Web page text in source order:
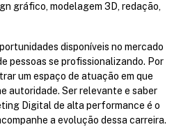
gráfico, modelagem 3D, redação,
disponíveis no mercado
pessoas se profissionalizando. Por
um espaço de atuação em que
autoridade. Ser relevante e saber
Digital de alta performance é o
a evolução dessa carreira.